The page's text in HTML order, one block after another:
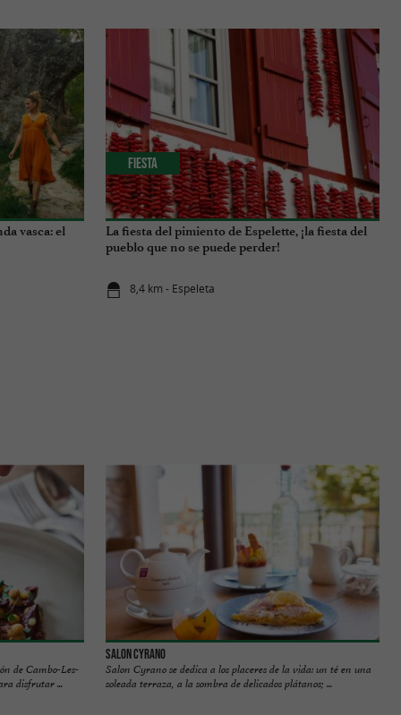
vasca: el
La fiesta del pimiento de Espelette, ¡la fiesta del
pueblo que no se puede perder!
8,4 km - Espeleta
Fiesta
de Cambo-Les-
disfrutar ...
Salon Cyrano
Salon Cyrano se dedica a los placeres de la vida: un té en una
soleada terraza, a la sombra de delicados plátanos; ...